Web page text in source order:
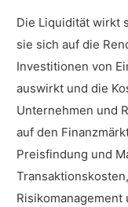
Die Liquidität wirkt
sie sich auf die
Investitionen von
auswirkt und die
Unternehmen und
auf den
Preisfindung und